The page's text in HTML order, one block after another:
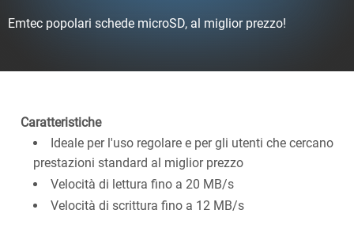
Emtec popolari schede microSD, al miglior prezzo!
Caratteristiche
Ideale per l'uso regolare e per gli utenti che cercano
prestazioni standard al miglior prezzo
Velocità di lettura fino a 20 MB/s
Velocità di scrittura fino a 12 MB/s